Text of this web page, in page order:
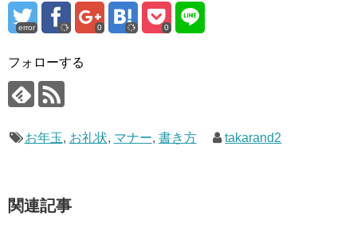
error 0 0
フォローする
お年玉, お礼状, マナー, 書き方 takarand2
関連記事